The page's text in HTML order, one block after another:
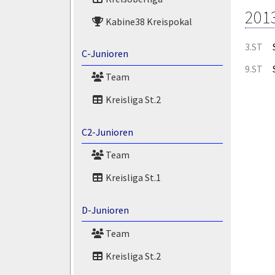
Kabine38 Kreispokal
C-Junioren
Team
Kreisliga St.2
C2-Junioren
Team
Kreisliga St.1
D-Junioren
Team
Kreisliga St.2
3.ST
9.ST